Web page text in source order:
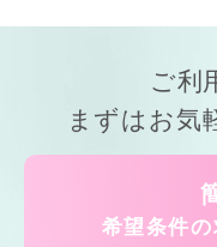
ご利
まずはお気
希望条件